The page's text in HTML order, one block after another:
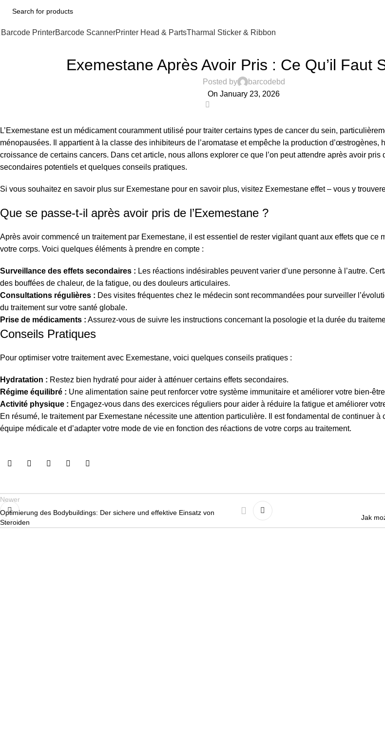
Barcode PrinterBarcode ScannerPrinter Head & PartsTharmal Sticker & Ribbon
Exemestane Après Avoir Pris : Ce Qu’il Faut
Posted by
barcodebd
On January 23, 2026
L’Exemestane est un médicament couramment utilisé pour traiter certains types de cancer du sein,
ménopausées. Il appartient à la classe des inhibiteurs de l’aromatase et empêche la production d’œstrogènes,
croissance de certains cancers. Dans cet article, nous allons explorer ce que l’on peut attendre après avoir pris
secondaires potentiels et quelques conseils pratiques.
Si vous souhaitez en savoir plus sur Exemestane pour en savoir plus, visitez Exemestane effet– vous y
Que se passe-t-il après avoir pris de l’Exemestane ?
Après avoir commencé un traitement par Exemestane, il est essentiel de rester vigilant quant aux effets que ce
votre corps. Voici quelques éléments à prendre en compte :
Surveillance des effets secondaires : Les réactions indésirables peuvent varier d’une personne à l’autre.
des bouffées de chaleur, de la fatigue, ou des douleurs articulaires.
Consultations régulières : Des visites fréquentes chez le médecin sont recommandées pour surveiller
du traitement sur votre santé globale.
Prise de médicaments : Assurez-vous de suivre les instructions concernant la posologie et la durée du
Conseils Pratiques
Pour optimiser votre traitement avec Exemestane, voici quelques conseils pratiques :
Hydratation : Restez bien hydraté pour aider à atténuer certains effets secondaires.
Régime équilibré : Une alimentation saine peut renforcer votre système immunitaire et améliorer votre bien-
Activité physique : Engagez-vous dans des exercices réguliers pour aider à réduire la fatigue et améliorer
En résumé, le traitement par Exemestane nécessite une attention particulière. Il est fondamental de continuer à
équipe médicale et d’adapter votre mode de vie en fonction des réactions de votre corps au traitement.
Newer
Optimierung des Bodybuildings: Der sichere und effektive Einsatz von
Steroiden
Jak